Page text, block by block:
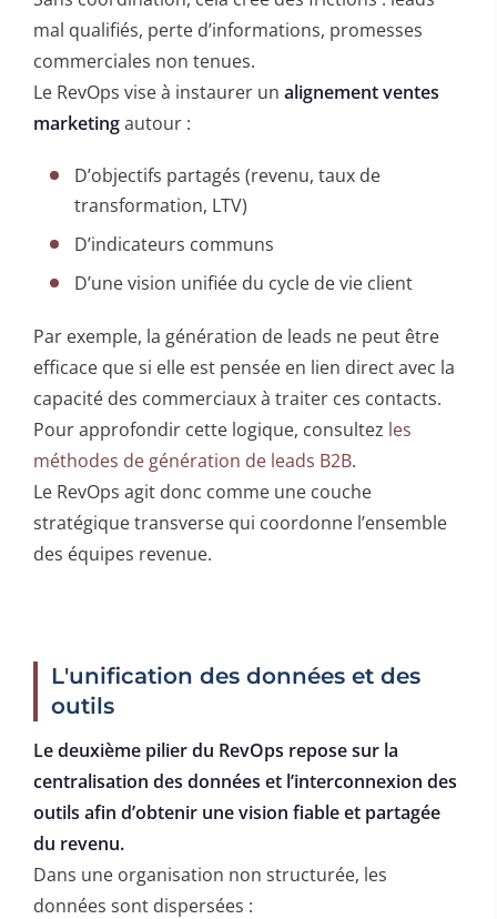
mal qualifiés, perte d’informations, promesses
commerciales non tenues.
Le RevOps vise à instaurer un alignement ventes
marketingautour :
D’objectifs partagés (revenu, taux de
transformation, LTV)
D’indicateurs communs
D’une vision unifiée du cycle de vie client
Par exemple, la génération de leads ne peut être
efficace que si elle est pensée en lien direct avec la
capacité des commerciaux à traiter ces contacts.
Pour approfondir cette logique, consultez les
méthodes de génération de leads B2B.
Le RevOps agit donc comme une couche
stratégique transverse qui coordonne l’ensemble
des équipes revenue.
L'unification des données et des
outils
Le deuxième pilier du RevOps repose sur la
centralisation des données et l’interconnexion des
outils afin d’obtenir une vision fiable et partagée
du revenu.
Dans une organisation non structurée, les
données sont dispersées :